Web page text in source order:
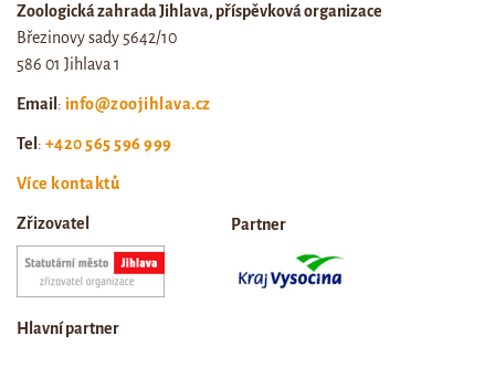
Zoologická zahrada Jihlava, příspěvková organizace
Březinovy sady 5642/10
586 01 Jihlava 1
Email: info@zoojihlava.cz
Tel: +420 565 596 999
Více kontaktů
Zřizovatel Partner
Hlavní partner